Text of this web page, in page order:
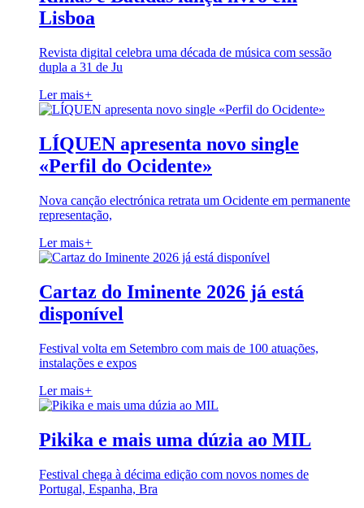
Lisboa
Revista digital celebra uma década de música com sessão
dupla a 31 de Ju
Ler mais+
LÍQUEN apresenta novo single
«Perfil do Ocidente»
Nova canção electrónica retrata um Ocidente em permanente
representação,
Ler mais+
Cartaz do Iminente 2026 já está
disponível
Festival volta em Setembro com mais de 100 atuações,
instalações e expos
Ler mais+
Pikika e mais uma dúzia ao MIL
Festival chega à décima edição com novos nomes de
Portugal, Espanha, Bra